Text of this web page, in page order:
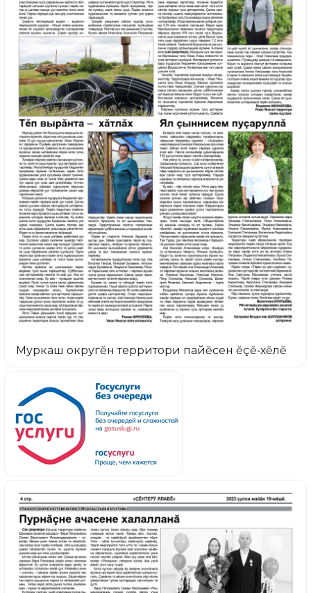
Муркаш округĕн территори пайĕсен ĕçĕ‑хĕлĕ